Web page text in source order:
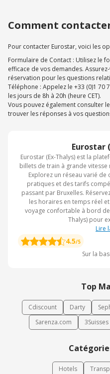
Eurostar
Eurostar (Ex-Thalys) est la
billets de train à grande vitesse
Explorez un réseau varié
pratiques et des tarifs
passant par Bruxelles.
les horaires en temps réel
voyage confortable à bord
Thalys) pour
Lire
4.5/5
Sur la
Top
Cdiscount Darty
Sarenza.com
3Suisses
Hotels
Comment
Pour contacter Eurostar, voici les
Formulaire de Contact : Utilisez le
efficace de vos demandes.
réservation pour les questions
Téléphone : Appelez le +33 (0)1 70
les jours de 8h à 20h (heure CET).
Vous pouvez également consulter
trouver les réponses à vos